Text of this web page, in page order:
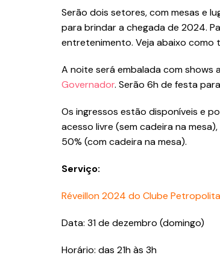
Serão dois setores, com mesas e
para brindar a chegada de 2024.
entretenimento. Veja abaixo
A noite será embalada com shows
Governador. Serão 6h de festa
Os ingressos estão disponíveis e
acesso livre (sem cadeira na
50% (com cadeira na mesa).
Serviço:
Réveillon 2024 do Clube
Data: 31 de dezembro (domingo)
Horário: das 21h às 3h